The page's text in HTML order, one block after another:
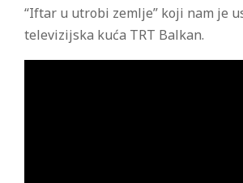
“Iftar u utrobi zemlje” koji nam je
televizijska kuća TRT Balkan.